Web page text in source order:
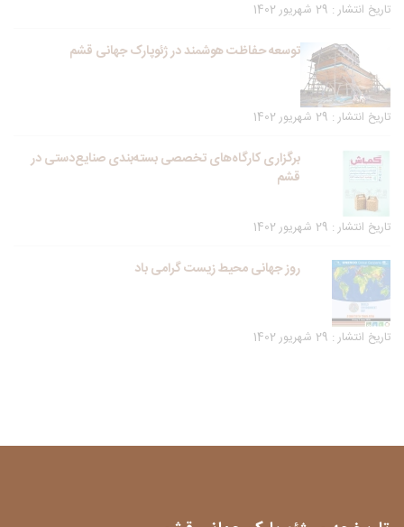
تاریخ انتشار : 29 شهریور 1402
توسعه حفاظت هوشمند در ژئوپارک جهانی قشم
تاریخ انتشار : 29 شهریور 1402
برگزاری کارگاه‌های تخصصی بسته‌بندی صنایع‌دستی در
قشم
تاریخ انتشار : 29 شهریور 1402
روز جهانی محیط زیست گرامی باد
تاریخ انتشار : 29 شهریور 1402